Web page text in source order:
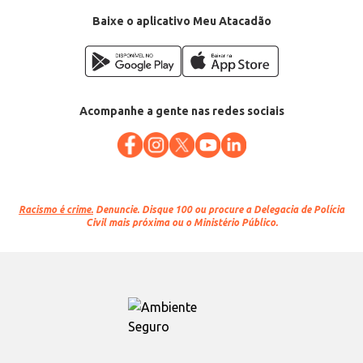
Baixe o aplicativo Meu Atacadão
Acompanhe a gente nas redes sociais
Racismo é crime. Denuncie. Disque 100 ou procure a Delegacia de Polícia
Civil mais próxima ou o Ministério Público.